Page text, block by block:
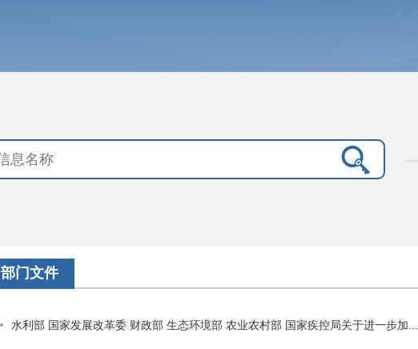
部门文件
水利部 国家发展改革委 财政部 生态环境部 农业农村部 国家疾控局关于进一步加...